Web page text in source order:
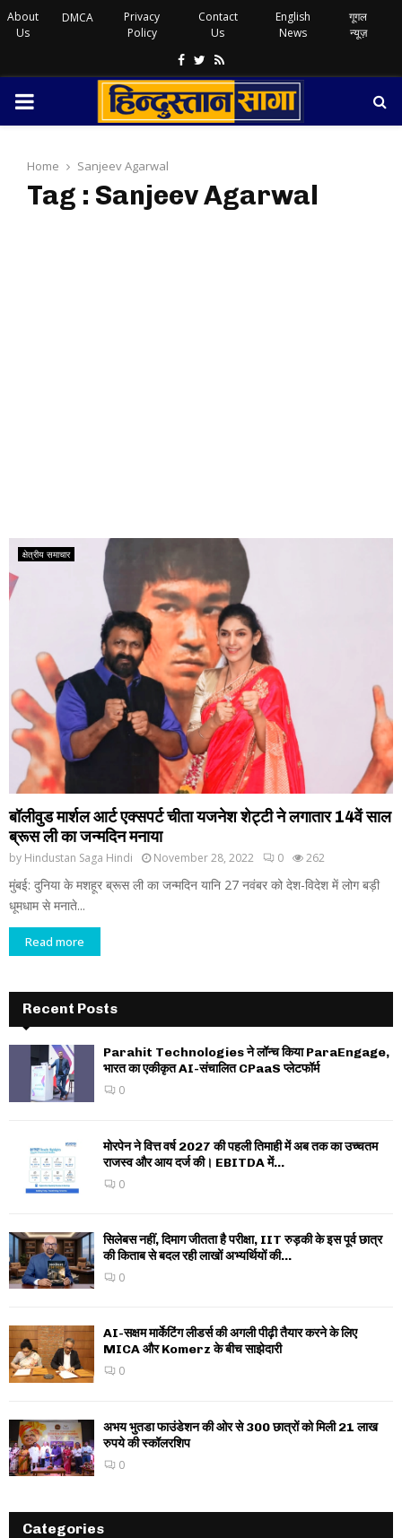
About
Us
DMCA
Privacy
Policy
Contact
Us
English
News
गूगल
न्यूज़
Facebook
Twitter
Rss
PRIMARY
Home Sanjeev Agarwal
Tag : Sanjeev Agarwal
क्षेत्रीय समाचार
बॉलीवुड मार्शल आर्ट एक्सपर्ट चीता यजनेश शेट्टी ने लगातार 14वें साल
ब्रूस ली का जन्मदिन मनाया
by Hindustan Saga Hindi November 28, 2022 0 262
मुंबई: दुनिया के मशहूर ब्रूस ली का जन्मदिन यानि 27 नवंबर को देश-विदेश में लोग बड़ी
धूमधाम से मनाते...
Read more
Recent Posts
Parahit Technologies ने लॉन्च किया ParaEngage,
भारत का एकीकृत AI-संचालित CPaaS प्लेटफॉर्म
0
मोरपेन ने वित्त वर्ष 2027 की पहली तिमाही में अब तक का उच्चतम
राजस्व और आय दर्ज की। EBITDA में...
0
सिलेबस नहीं, दिमाग जीतता है परीक्षा, IIT रुड़की के इस पूर्व छात्र
की किताब से बदल रही लाखों अभ्यर्थियों की...
0
AI-सक्षम मार्केटिंग लीडर्स की अगली पीढ़ी तैयार करने के लिए
MICA और Komerz के बीच साझेदारी
0
अभय भुतडा फाउंडेशन की ओर से 300 छात्रों को मिली 21 लाख
रुपये की स्कॉलरशिप
0
Categories